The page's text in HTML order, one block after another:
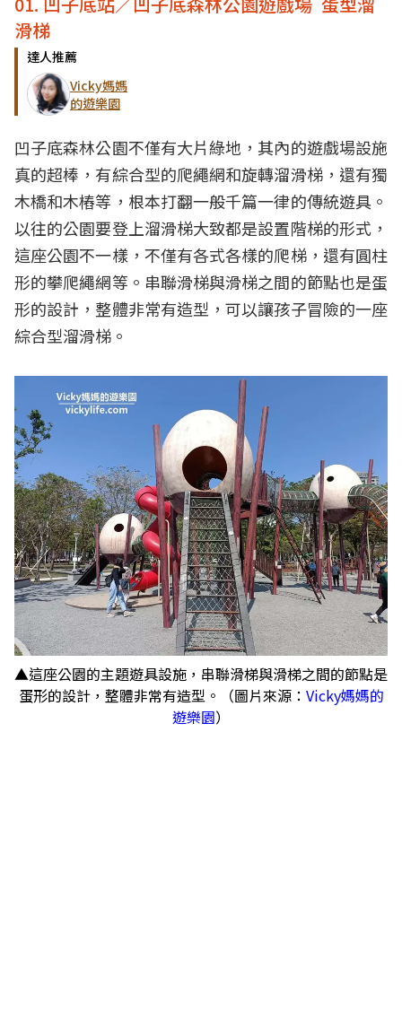
滑梯
達人推薦
Vicky媽媽
的遊樂園
凹子底森林公園不僅有大片綠地，其內的遊戲場設施
真的超棒，有綜合型的爬繩網和旋轉溜滑梯，還有獨
木橋和木樁等，根本打翻一般千篇一律的傳統遊具。
以往的公園要登上溜滑梯大致都是設置階梯的形式，
這座公園不一樣，不僅有各式各樣的爬梯，還有圓柱
形的攀爬繩網等。串聯滑梯與滑梯之間的節點也是蛋
形的設計，整體非常有造型，可以讓孩子冒險的一座
綜合型溜滑梯。
▲這座公園的主題遊具設施，串聯滑梯與滑梯之間的節點是
蛋形的設計，整體非常有造型。（圖片來源： Vicky媽媽的
遊樂園）